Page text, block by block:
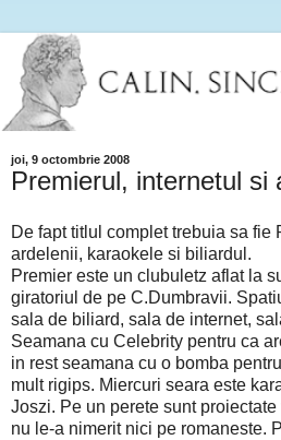
joi, 9 octombrie 2008
Premierul, internetul si
De fapt titlul complet trebuia sa fie
ardelenii, karaokele si biliardul.
Premier este un clubuletz aflat la
giratoriul de pe C.Dumbravii.
sala de biliard, sala de internet,
Seamana cu Celebrity pentru ca
in rest seamana cu o bomba
mult rigips. Miercuri seara este
Joszi. Pe un perete sunt
nu le-a nimerit nici pe romaneste.